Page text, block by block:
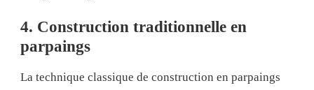
4. Construction traditionnelle en
parpaings
La technique classique de construction en parpaings